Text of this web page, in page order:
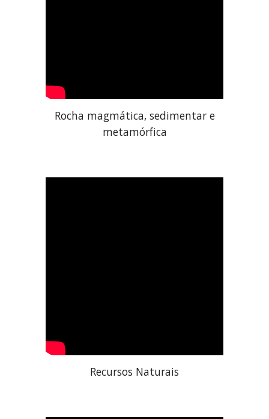
Rocha magmática, sedimentar e
metamórfica
Recursos Naturais